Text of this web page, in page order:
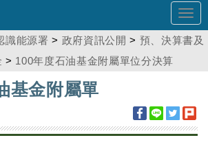
識能源署 > 政府資訊公開 > 預、決算書及
> 100年度石油基金附屬單位分決算
基金附屬單